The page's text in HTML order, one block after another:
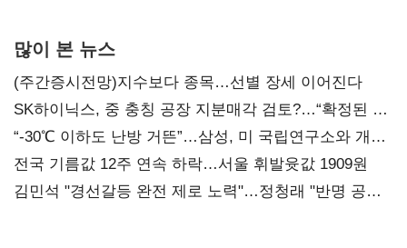
많이 본 뉴스
(주간증시전망)지수보다 종목…선별 장세 이어진다
SK하이닉스, 중 충칭 공장 지분매각 검토?…“확정된 바
없어”
“-30℃ 이하도 난방 거뜬”…삼성, 미 국립연구소와 개발
협력
전국 기름값 12주 연속 하락…서울 휘발윳값 1909원
김민석 "경선갈등 완전 제로 노력"…정청래 "반명 공세